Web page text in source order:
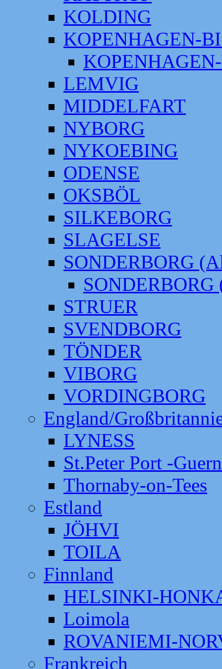
KOLDING
KOPENHAGEN-
LEMVIG
MIDDELFART
NYBORG
NYKOEBING
ODENSE
OKSBÖL
SILKEBORG
SLAGELSE
SONDERBORG
SONDERBORG
STRUER
SVENDBORG
TÖNDER
VIBORG
VORDINGBORG
England/
LYNESS
St.Peter Port -
Thornaby-on-Tees
Estland
JÖHVI
TOILA
Finnland
HELSINKI-
Loimola
ROVANIEMI-
Frankreich